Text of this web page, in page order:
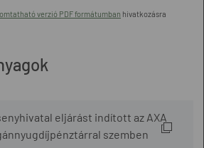
verzió PDF formátumban hivatkozásra
eljárást indított az AXA
szemben